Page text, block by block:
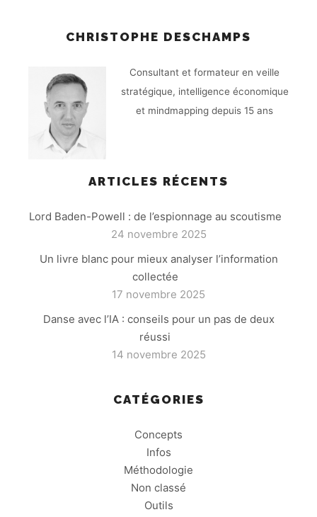
CHRISTOPHE DESCHAMPS
Consultant et formateur en veille
stratégique, intelligence économique
et mindmapping depuis 15 ans
ARTICLES RÉCENTS
Lord Baden-Powell : de l’espionnage au scoutisme
24 novembre 2025
Un livre blanc pour mieux analyser l’information
collectée
17 novembre 2025
Danse avec l’IA : conseils pour un pas de deux
réussi
14 novembre 2025
CATÉGORIES
Concepts
Infos
Méthodologie
Non classé
Outils